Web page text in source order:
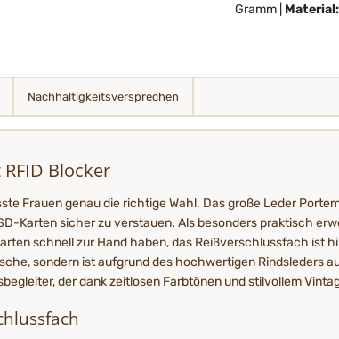
Gramm | Material:
Nachhaltigkeits­­­versprechen
Blocker
Frauen genau die richtige Wahl. Das große Leder
Karten sicher zu verstauen. Als besonders praktisch
schnell zur Hand haben, das Reißverschlussfach ist
sondern ist aufgrund des hochwertigen Rindsleders
der dank zeitlosen Farbtönen und stilvollem